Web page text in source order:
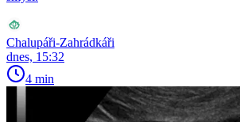
Chalupáři-Zahrádkáři
dnes, 15:32
4 min